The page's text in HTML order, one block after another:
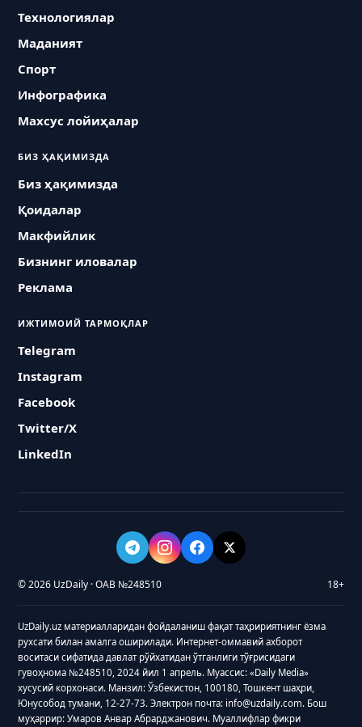
Технологиялар
Маданият
Спорт
Инфографика
Махсус лойиҳалар
БИЗ ҲАҚИМИЗДА
Биз ҳақимизда
Қоидалар
Макфийлик
Бизнинг иловалар
Реклама
ИЖТИМОИЙ ТАРМОҚЛАР
Telegram
Instagram
Facebook
Twitter/X
LinkedIn
© 2026 UzDaily · ОАВ №248510 18+
UzDaily.uz материалларидан фойдаланиш фақат таҳририятнинг ёзма
рухсати билан амалга оширилади. Интернет-оммавий ахборот
воситаси сифатида давлат рўйхатидан ўтганлиги тўғрисидаги
гувоҳнома №248510, 2024 йил 1 апрель. Муассис: «Daily Media»
хусусий корхонаси. Манзил: Ўзбекистон, 100180, Тошкент шаҳри,
Юнусобод тумани, 12-27-73. Электрон почта: info@uzdaily.com. Бош
муҳаррир: Умаров Анвар Абрарджанович. Муаллифлар фикри